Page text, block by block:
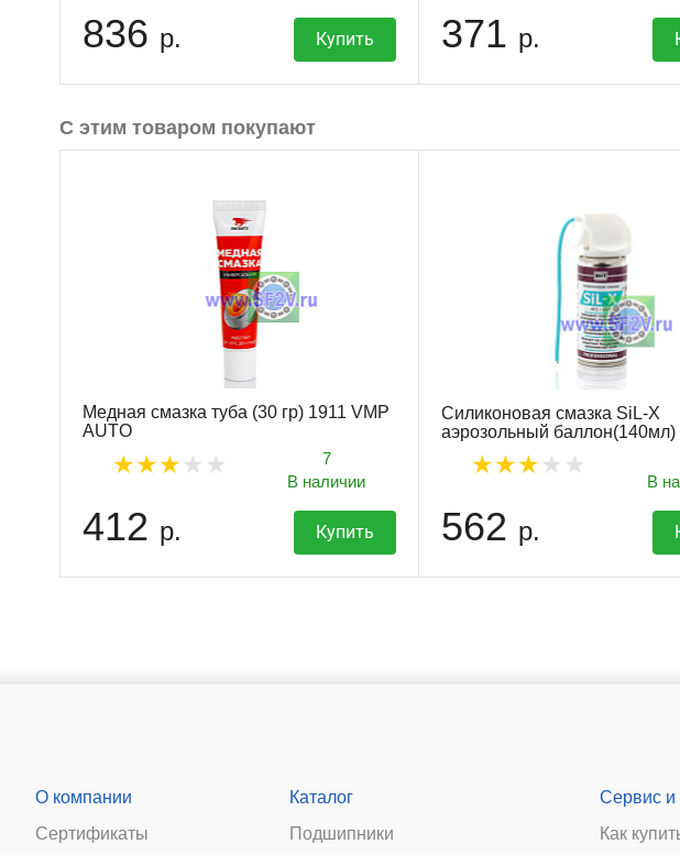
836 р. Купить 371 р.
С этим товаром покупают
Медная смазка туба (30 гр) 1911 VMP
AUTO
7
В наличии
412 р. Купить
Силиконовая смазка SiL-X
аэрозольный баллон(140мл)
В
562 р.
О компании
Сертификаты
Каталог
Подшипники
Сервис и
Как